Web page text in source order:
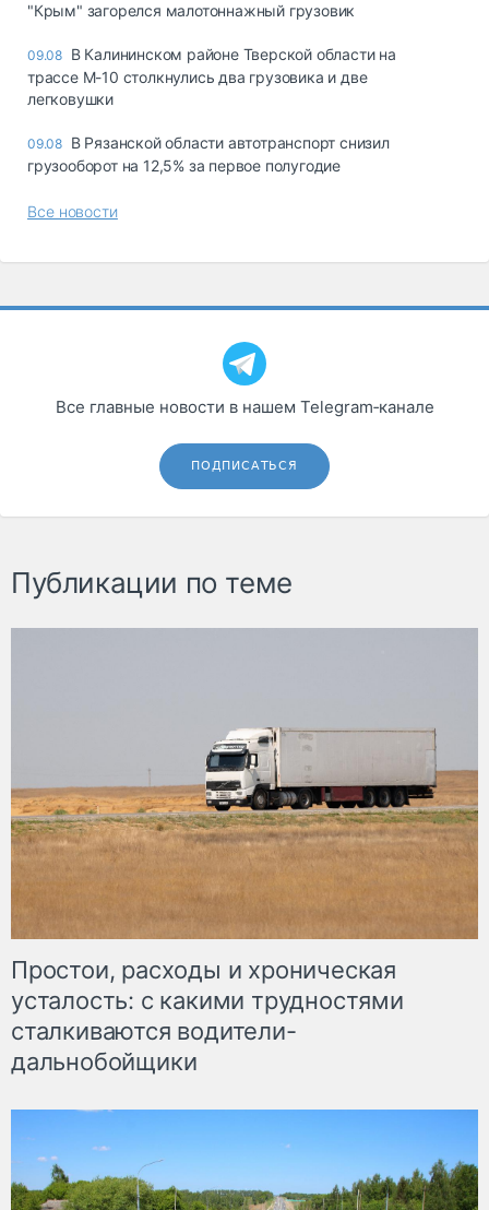
"Крым" загорелся малотоннажный грузовик
09.08 В Калининском районе Тверской области на
трассе М-10 столкнулись два грузовика и две
легковушки
09.08 В Рязанской области автотранспорт снизил
грузооборот на 12,5% за первое полугодие
Все новости
Все главные новости в нашем Telegram‑канале
ПОДПИСАТЬСЯ
Публикации по теме
Простои, расходы и хроническая
усталость: с какими трудностями
сталкиваются водители-
дальнобойщики